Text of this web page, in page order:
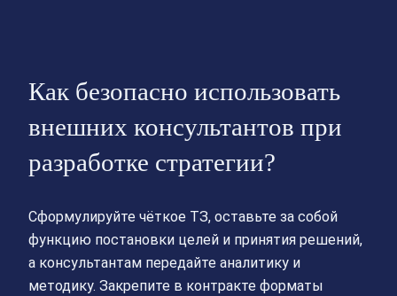
Как безопасно использовать
внешних консультантов при
разработке стратегии?
Сформулируйте чёткое ТЗ, оставьте за собой
функцию постановки целей и принятия решений,
а консультантам передайте аналитику и
методику. Закрепите в контракте форматы